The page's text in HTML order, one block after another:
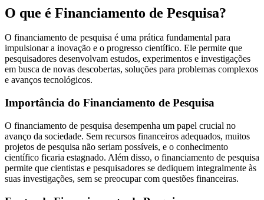
O que é Financiamento de Pesquisa?
O financiamento de pesquisa é uma prática fundamental para
impulsionar a inovação e o progresso científico. Ele permite que
pesquisadores desenvolvam estudos, experimentos e investigações
em busca de novas descobertas, soluções para problemas complexos
e avanços tecnológicos.
Importância do Financiamento de Pesquisa
O financiamento de pesquisa desempenha um papel crucial no
avanço da sociedade. Sem recursos financeiros adequados, muitos
projetos de pesquisa não seriam possíveis, e o conhecimento
científico ficaria estagnado. Além disso, o financiamento de pesquisa
permite que cientistas e pesquisadores se dediquem integralmente às
suas investigações, sem se preocupar com questões financeiras.